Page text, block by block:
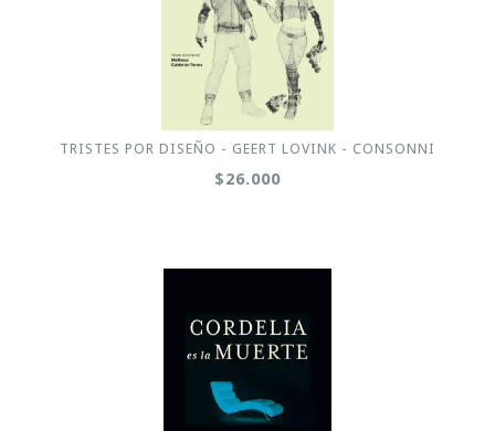
TRISTES POR DISEÑO - GEERT LOVINK - CONSONNI
$26.000